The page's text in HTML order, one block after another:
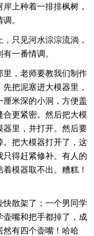
上种着一排排枫树，
。
只见河水淙淙流淌，
一番情调。
，老师要教我们制作
把泥塞进大模器里，
米深的小洞，方便盖
更紧密。然后把大模
里，并打开。然后要
把大模器打开了，这
得赶紧修补。有人的
模器取不出。糟糕！
散架了；一个男同学
嘴和把手都掉了，成
然有四个壶嘴！哈哈